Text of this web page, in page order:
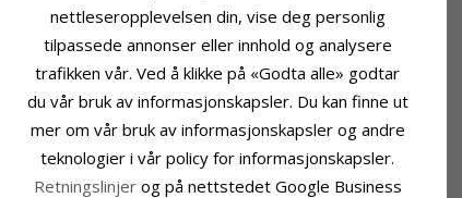
nettleseropplevelsen din, vise deg personlig
tilpassede annonser eller innhold og analysere
trafikken vår. Ved å klikke på «Godta alle» godtar
du vår bruk av informasjonskapsler. Du kan finne ut
mer om vår bruk av informasjonskapsler og andre
teknologier i vår policy for informasjonskapsler.
Retningslinjer og på nettstedet Google Business